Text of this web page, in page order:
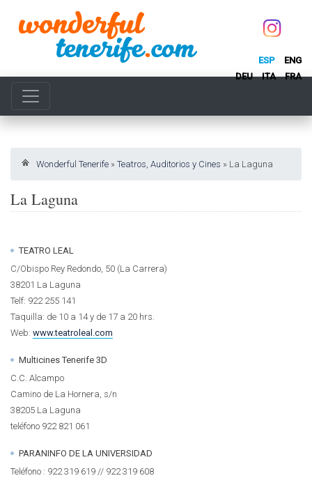
ESP
ENG
DEU
ITA FRA
Wonderful Tenerife » Teatros, Auditorios y Cines » La Laguna
La Laguna
TEATRO LEAL
C/Obispo Rey Redondo, 50 (La Carrera)
38201 La Laguna
Telf: 922 255 141
Taquilla: de 10 a 14 y de 17 a 20 hrs.
Web: www.teatroleal.com
Multicines Tenerife 3D
C.C. Alcampo
Camino de La Hornera, s/n
38205 La Laguna
teléfono 922 821 061
PARANINFO DE LA UNIVERSIDAD
Teléfono : 922 319 619 // 922 319 608